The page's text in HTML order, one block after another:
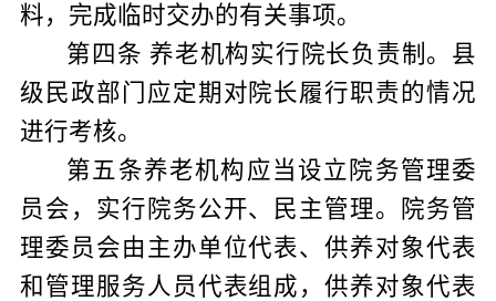
料，完成临时交办的有关事项。
第四条 养老机构实行院长负责制。县
级民政部门应定期对院长履行职责的情况
进行考核。
第五条养老机构应当设立院务管理委
员会，实行院务公开、民主管理。院务管
理委员会由主办单位代表、供养对象代表
和管理服务人员代表组成，供养对象代表